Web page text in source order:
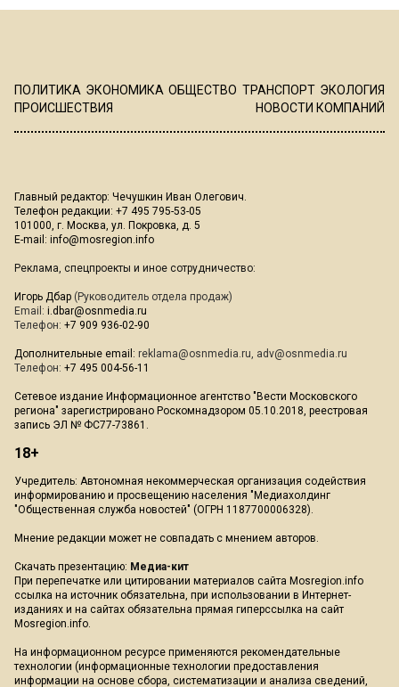
ПОЛИТИКА ЭКОНОМИКА ОБЩЕСТВО ТРАНСПОРТ ЭКОЛОГИЯ
ПРОИСШЕСТВИЯ
НОВОСТИ КОМПАНИЙ
Главный редактор: Чечушкин Иван Олегович.
Телефон редакции: +7 495 795-53-05
101000, г. Москва, ул. Покровка, д. 5
E-mail: info@mosregion.info
Реклама, спецпроекты и иное сотрудничество:
Игорь Дбар (Руководитель отдела продаж)
Email: i.dbar@osnmedia.ru
Телефон: +7 909 936-02-90
Дополнительные email: reklama@osnmedia.ru, adv@osnmedia.ru
Телефон: +7 495 004-56-11
Сетевое издание Информационное агентство "Вести Московского
региона" зарегистрировано Роскомнадзором 05.10.2018, реестровая
запись ЭЛ № ФС77-73861.
18+
Учредитель: Автономная некоммерческая организация содействия
информированию и просвещению населения "Медиахолдинг
"Общественная служба новостей" (ОГРН 1187700006328).
Мнение редакции может не совпадать с мнением авторов.
Скачать презентацию: Медиа-кит
При перепечатке или цитировании материалов сайта Mosregion.info
ссылка на источник обязательна, при использовании в Интернет-
изданиях и на сайтах обязательна прямая гиперссылка на сайт
Mosregion.info.
На информационном ресурсе применяются рекомендательные
технологии (информационные технологии предоставления
информации на основе сбора, систематизации и анализа сведений,